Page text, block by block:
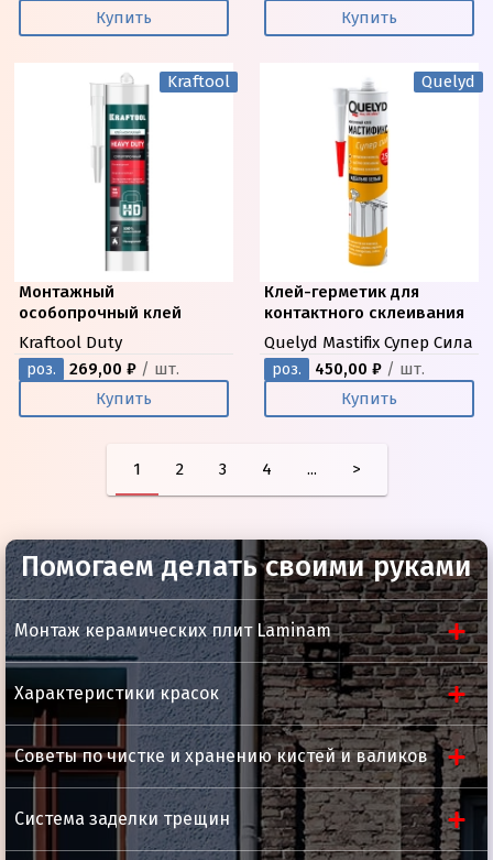
Купить
Купить
Kraftool
Монтажный
особопрочный клей
Kraftool Duty
роз. 269,00 ₽ / шт.
Купить
Quelyd
Клей-герметик для
контактного склеивания
Quelyd Mastifix Супер Сила
роз. 450,00 ₽ / шт.
Купить
1 2 3 4 ... >
Помогаем делать своими руками
Монтаж керамических плит Laminam
Характеристики красок
Советы по чистке и хранению кистей и валиков
Система заделки трещин